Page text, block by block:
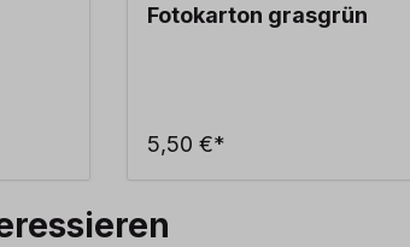
Fotokarton grasgrün
5,50 €*